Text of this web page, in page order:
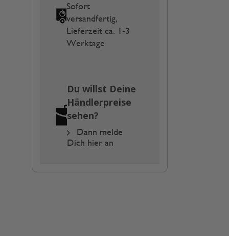
Sofort
versandfertig,
Lieferzeit ca. 1-3
Werktage
Du willst Deine
Händlerpreise
sehen?
Dann melde
Dich hier an